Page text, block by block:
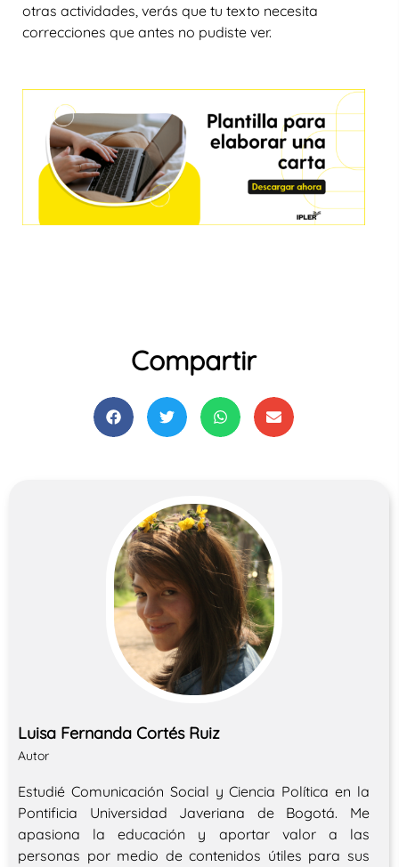
otras actividades, verás que tu texto necesita
correcciones que antes no pudiste ver.
Compartir
Luisa Fernanda Cortés Ruiz
Autor
Estudié Comunicación Social y Ciencia Política en la
Pontificia Universidad Javeriana de Bogotá. Me
apasiona la educación y aportar valor a las
personas por medio de contenidos útiles para sus